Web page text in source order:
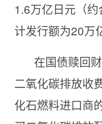
1.6万亿日元（
计发行额为20万
在国债赎回
二氧化碳排放收
化石燃料进口商